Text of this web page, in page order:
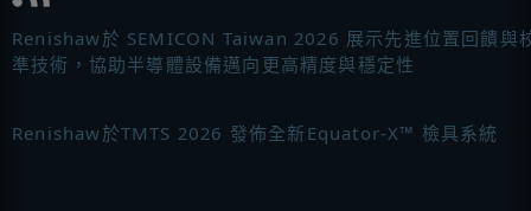
Renishaw於 SEMICON Taiwan 2026 展示先進位置回饋與
準技術，協助半導體設備邁向更高精度與穩定性
Renishaw於TMTS 2026 發佈全新Equator-X™ 檢具系統